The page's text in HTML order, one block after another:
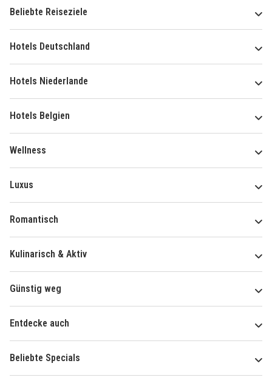
Beliebte Reiseziele
Hotels Deutschland
Hotels Niederlande
Hotels Belgien
Wellness
Luxus
Romantisch
Kulinarisch & Aktiv
Günstig weg
Entdecke auch
Beliebte Specials